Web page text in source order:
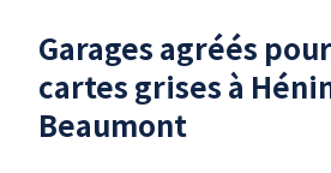
Garages agréés
cartes grises à
Beaumont